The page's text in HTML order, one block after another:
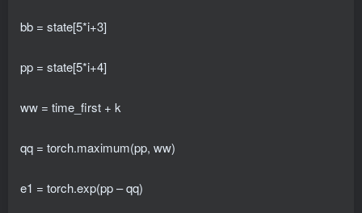
bb = state[5*i+3]
pp = state[5*i+4]
ww = time_first + k
qq = torch.maximum(pp, ww)
e1 = torch.exp(pp – qq)